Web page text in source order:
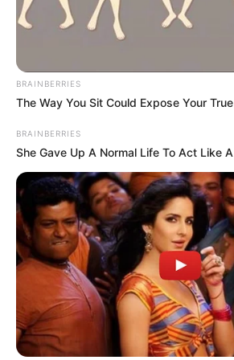
compétitivité dans cette catégorie
il a été pénalisé, mais il reste en
Les Secondes chances
BRAINBERRIES
The Way You Sit Could Expose Your
BRAINBERRIES
She Gave Up A Normal Life To Act Like